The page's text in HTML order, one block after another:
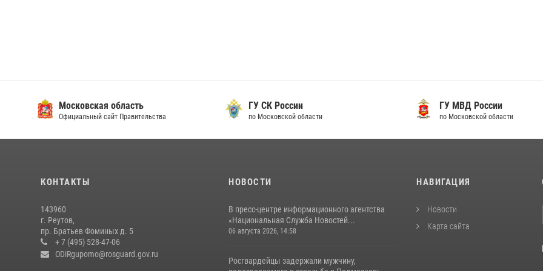
Московская область
Официальный сайт Правительства
ГУ СК России
по Московской области
ГУ МВД России
по Московской области
КОНТАКТЫ
143960
г. Реутов,
пр. Братьев Фоминых д. 5
+ 7 (495) 528-47-06
ODiRgupomo@rosguard.gov.ru
НОВОСТИ
В пресс-центре информационного агентства
«Национальная Служба Новостей...
06 августа 2026, 14:58
Росгвардейцы задержали мужчину,
НАВИГАЦИЯ
Новости
Карта сайта